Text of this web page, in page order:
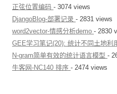
正弦位置编码 - 3074 views
DjangoBlog-部署记录 - 2831 views
word2vector-情感分析demo - 2830
GEE学习笔记(20): 统计不同土地利
N-gram简单有效的统计语言模型 -
牛客网-NC140 排序 - 2474 views